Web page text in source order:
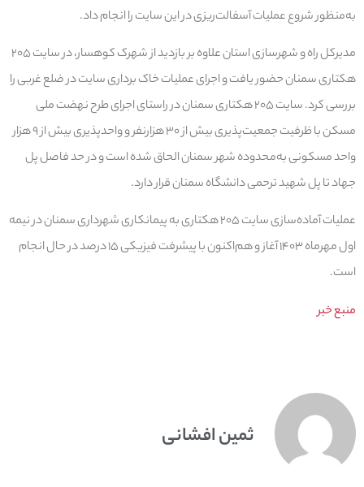
به‌منظور شروع عملیات آسفالت‌ریزی در این سایت را انجام داد.
مدیرکل راه و شهرسازی استان علاوه بر بازدید از شهرک کوهسار، در سایت ۲۰۵
هکتاری سمنان حضور یافت و اجرای عملیات خاک برداری سایت در ضلع غربی را
بررسی کرد. سایت ۲۰۵ هکتاری سمنان در راستای اجرای طرح نهضت ملی
مسکن با ظرفیت جمعیت‌پذیری بیش از ۳۰ هزارنفر و واحدپذیری بیش از ۹ هزار
واحد مسکونی به‌محدوده شهر سمنان الحاق شده است و در حد فاصل پل
جهاد تا پل شهید ترحمی دانشگاه سمنان قرار دارد.
عملیات آماده‌سازی سایت ۲۰۵ هکتاری به پیمانکاری شهرداری سمنان در نیمه
اول مهرماه ۱۴۰۳ آغاز و هم‌اکنون با پیشرفت فیزیکی ۱۵ درصد در حال انجام
است.
منبع خبر
ثمین افشانی